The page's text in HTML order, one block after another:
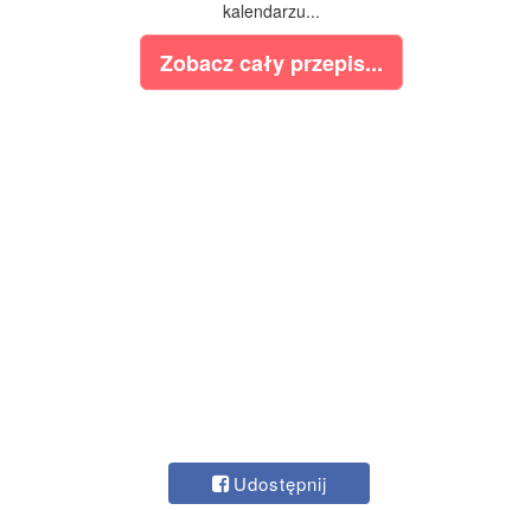
kalendarzu...
Zobacz cały przepis...
Udostępnij